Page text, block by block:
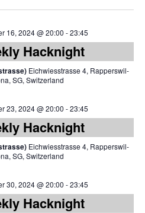
16, 2024 @ 20:00 -23:45
Hacknight
Eichwiesstrasse 4, Rapperswil-
SG, Switzerland
23, 2024 @ 20:00 -23:45
Hacknight
Eichwiesstrasse 4, Rapperswil-
SG, Switzerland
30, 2024 @ 20:00 -23:45
Hacknight